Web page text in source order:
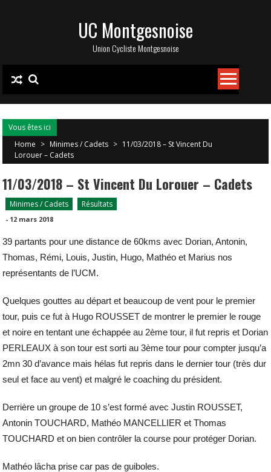
UC Montgesnoise
Union Cycliste Montgesnoise
Vous êtes ici
Home > Minimes / Cadets > 11/03/2018 – St Vincent Du
Lorouer – Cadets
11/03/2018 – St Vincent Du Lorouer – Cadets
Minimes / Cadets Résultats
- 12 mars 2018
39 partants pour une distance de 60kms avec Dorian, Antonin,
Thomas, Rémi, Louis, Justin, Hugo, Mathéo et Marius nos
représentants de l’UCM.
Quelques gouttes au départ et beaucoup de vent pour le premier
tour, puis ce fut à Hugo ROUSSET de montrer le premier le rouge
et noire en tentant une échappée au 2ème tour, il fut repris et Dorian
PERLEAUX à son tour est sorti au 3ème tour pour compter jusqu’a
2mn 30 d’avance mais hélas fut repris dans le dernier tour (très dur
seul et face au vent) et malgré le coaching du président.
Derrière un groupe de 10 s’est formé avec Justin ROUSSET,
Antonin TOUCHARD, Mathéo MANCELLIER et Thomas
TOUCHARD et on bien contrôler la course pour protéger Dorian.
Mathéo lâcha prise car pas de guiboles.